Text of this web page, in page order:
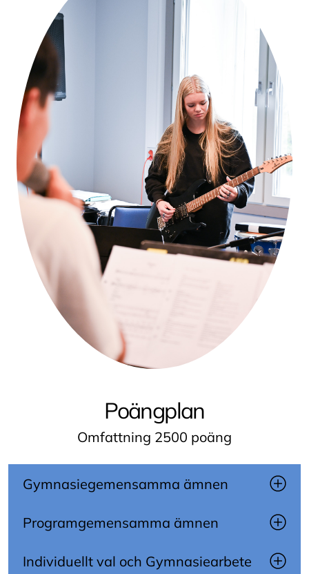
Poängplan
Omfattning 2500 poäng
Gymnasiegemensamma ämnen
Programgemensamma ämnen
Individuellt val och Gymnasiearbete